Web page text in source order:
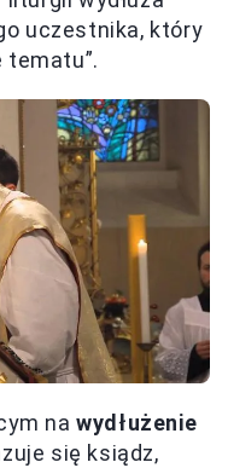
uczestnika, który
tematu”.
nawydłużenie
się ksiądz,